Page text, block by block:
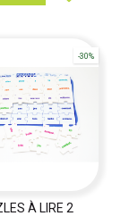
-30%
À LIRE 2